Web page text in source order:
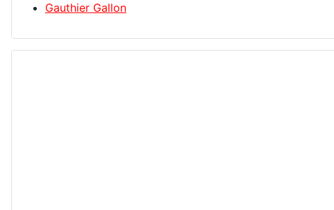
Gauthier Gallon